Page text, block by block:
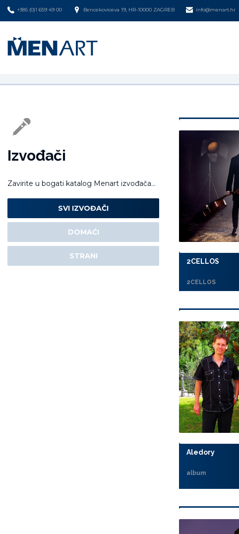
+385 (0)1 659 49 00 Bencekoviceva 19, HR-10000 ZAGREB info@menart.hr
Izvođači
Zavirite u bogati katalog Menart izvođača...
SVI IZVOĐAČI
DOMAĆI
STRANI
2CELLOS
2CELLOS
Aledory
album